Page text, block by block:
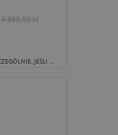
4 890,00 zł
POJEMNOŚĆ MA ZNACZENIE. SZCZEGÓLNIE, JEŚLI NIE DYSPONUJEMY DUŻĄ POWIERZCHNIĄ, A POTRZEBUJEMY ZMIEŚCIĆ NAPRAWDĘ SPORO RZECZY.